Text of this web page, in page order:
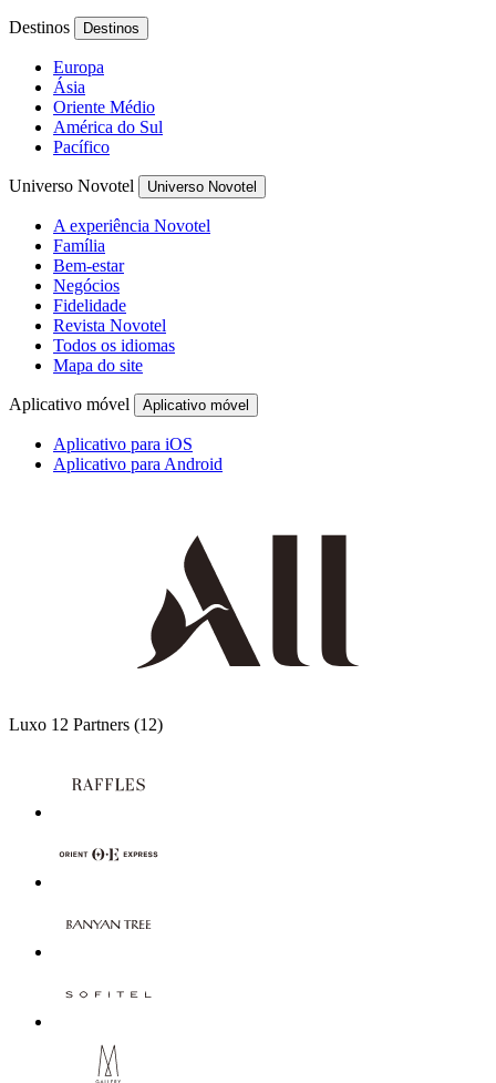
Destinos Destinos
Europa
Ásia
Oriente Médio
América do Sul
Pacífico
Universo Novotel Universo Novotel
A experiência Novotel
Família
Bem-estar
Negócios
Fidelidade
Revista Novotel
Todos os idiomas
Mapa do site
Aplicativo móvel Aplicativo móvel
Aplicativo para iOS
Aplicativo para Android
Luxo 12 Partners (12)